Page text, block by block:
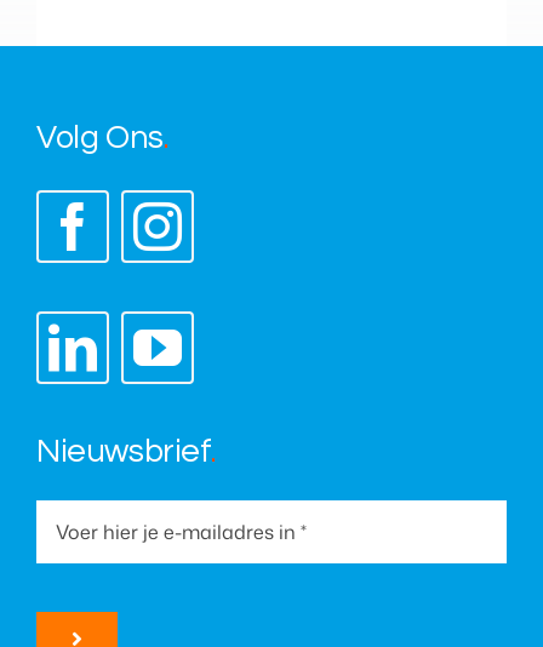
Volg Ons.
Nieuwsbrief.